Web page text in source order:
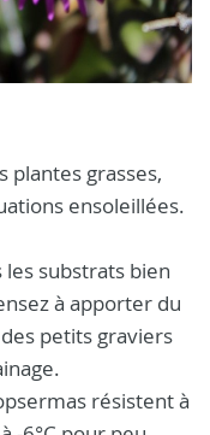
plantes grasses,
ensoleillées.
substrats bien
à apporter du
petits graviers
résistent à